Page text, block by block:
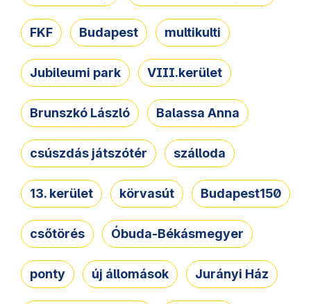
FKF Budapest multikulti
Jubileumi park VIII.kerület
Brunszkó László Balassa Anna
csúszdás játszótér szálloda
13. kerület körvasút Budapest150
csőtörés Óbuda-Békásmegyer
ponty új állomások Jurányi Ház